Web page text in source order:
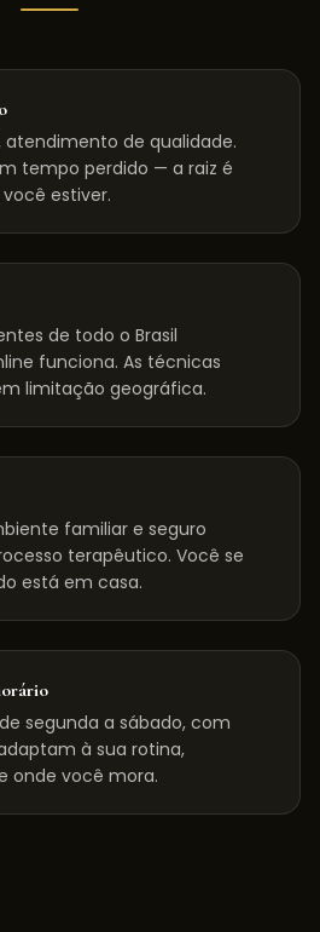
atendimento de qualidade.
tempo perdido — a raiz é
estiver.
de todo o Brasil
funciona. As técnicas
limitação geográfica.
familiar e seguro
terapêutico. Você se
está em casa.
segunda a sábado, com
à sua rotina,
onde você mora.